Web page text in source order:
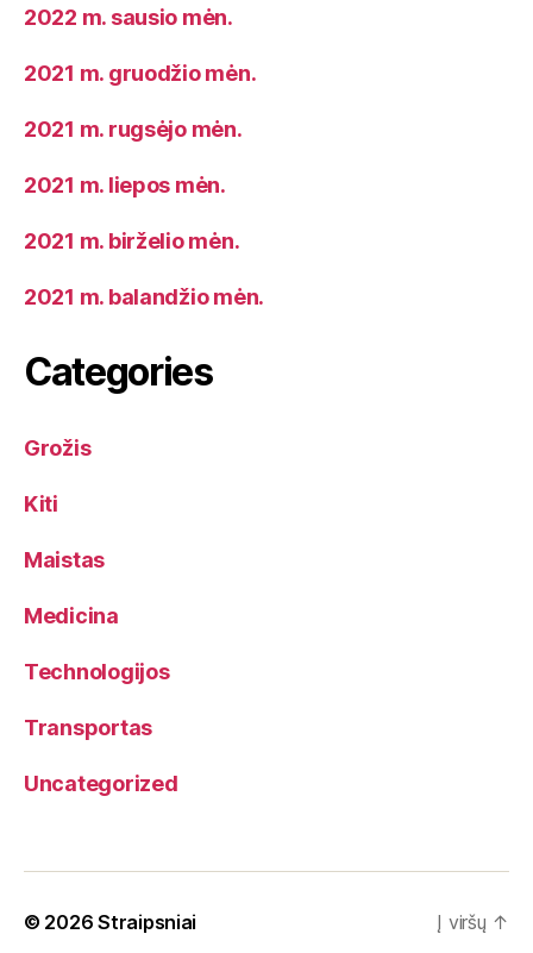
2022 m. sausio mėn.
2021 m. gruodžio mėn.
2021 m. rugsėjo mėn.
2021 m. liepos mėn.
2021 m. birželio mėn.
2021 m. balandžio mėn.
Categories
Grožis
Kiti
Maistas
Medicina
Technologijos
Transportas
Uncategorized
© 2026Straipsniai Į viršų ↑